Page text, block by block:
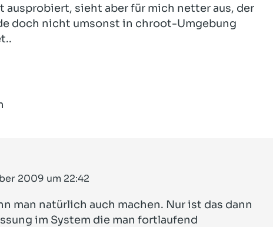
ausprobiert, sieht aber für mich netter aus, der
doch nicht umsonst in chroot-Umgebung
2009 um 22:42
man natürlich auch machen. Nur ist das dann
im System die man fortlaufend